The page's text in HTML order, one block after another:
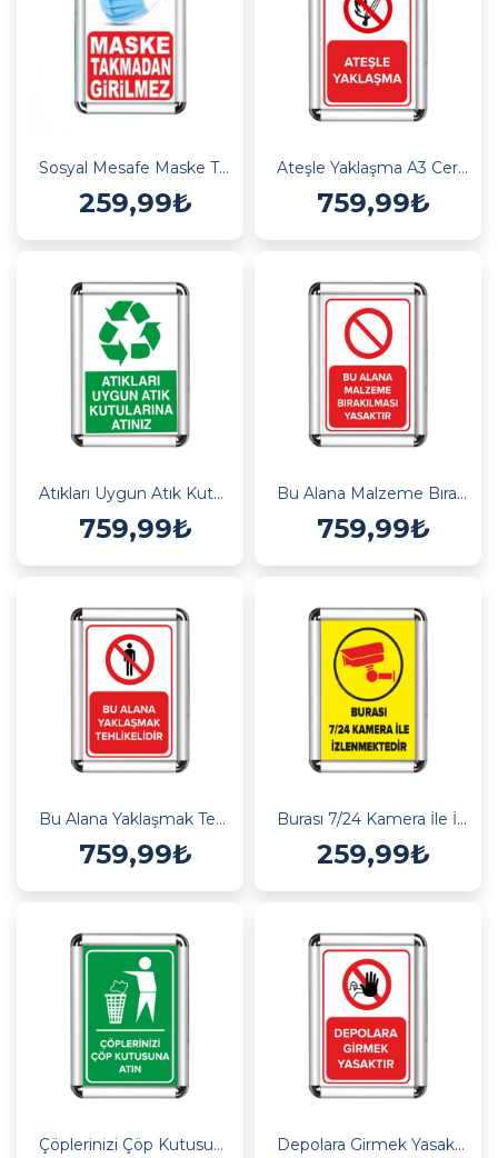
Sosyal Mesafe Maske Takılmadan Girilmez
259,99₺
Ateşle Yaklaşma A3 Cerceveli Uyarı ve Yönlendirme Levhası
759,99₺
Atıkları Uygun Atık Kutularına Atın A3 Cerceveli Uyarı ve Yönlendirme Levhası
759,99₺
Bu Alana Malzeme Bırakmak Yasak A3 Cerceveli Uyarı ve Yönlendirme Levhası
759,99₺
Bu Alana Yaklaşmak Tehlikelidir A3 Cerceveli Uyarı ve Yönlendirme Levhası
759,99₺
Burası 7/24 Kamera İle İzlenmektedir Cerceveli Uyarı ve Yönlendirme Levhası
259,99₺
Çöplerinizi Çöp Kutusuna Atınız A3 Cerceveli Uyarı ve Yönlendirme Levhası Depolara Girmek Yasaktır A3 Cerceveli Uyarı ve Yönlendirme Levhası